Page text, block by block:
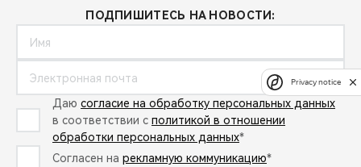
ПОДПИШИТЕСЬ НА НОВОСТИ:
Даю согласие на обработку персональных данных
в соответствии с политикой в отношении
обработки персональных данных*
Согласен на рекламную коммуникацию*
Privacy notice